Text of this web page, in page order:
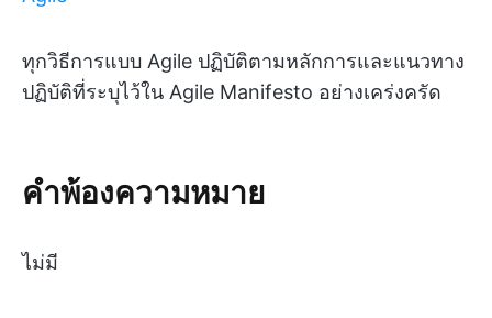
ทุกวิธีการแบบ Agile ปฏิบัติตามหลักการและแนวทาง
ปฏิบัติที่ระบุไว้ใน Agile Manifesto อย่างเคร่งครัด
คำพ้องความหมาย
ไม่มี